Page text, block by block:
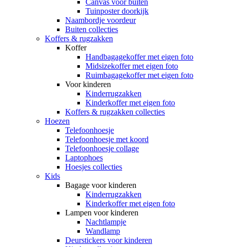
Tuinposter doorkijk
Naambordje voordeur
Buiten collecties
Koffers & rugzakken
Koffer
Handbagagekoffer met eigen foto
Midsizekoffer met eigen foto
Ruimbagagekoffer met eigen foto
Voor kinderen
Kinderrugzakken
Kinderkoffer met eigen foto
Koffers & rugzakken collecties
Hoezen
Telefoonhoesje
Telefoonhoesje met koord
Telefoonhoesje collage
Laptophoes
Hoesjes collecties
Kids
Bagage voor kinderen
Kinderrugzakken
Kinderkoffer met eigen foto
Lampen voor kinderen
Nachtlampje
Wandlamp
Deurstickers voor kinderen